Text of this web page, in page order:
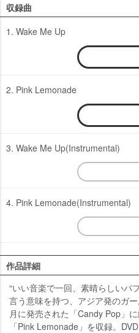
収録曲
1. Wake Me Up
2. Pink Lemonade
3. Wake Me Up(Instrumental)
4. Pink Lemonade(Instrumental)
作品詳細
“いい音楽で一回、素晴らしいパ
言う意味を持つ、アジア発のガ
月に発売された「Candy Pop」
「Pink Lemonade」を収録。